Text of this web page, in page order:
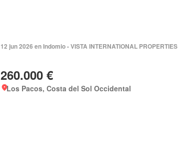
12 jun 2026 en Indomio - VISTA INTERNATIONAL PROPERTIES
260.000 €
Los Pacos, Costa del Sol Occidental